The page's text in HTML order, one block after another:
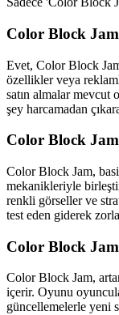
Color Block
Evet, Color Block
özellikler veya
satın almalar
şey harcamadan
Color Block
Color Block Jam,
mekanikleriyle
renkli görseller ve
test eden giderek
Color Block
Color Block Jam,
içerir. Oyunu
güncellemelerle yeni